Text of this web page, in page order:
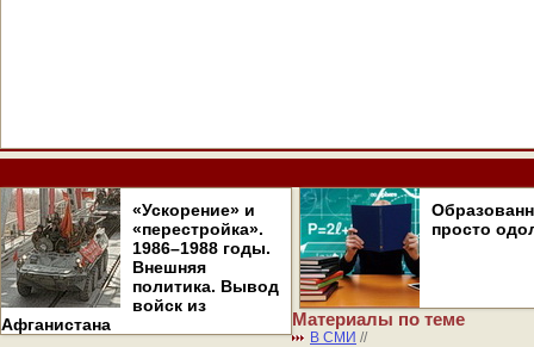
«Ускорение» и
«перестройка».
1986–1988 годы.
Внешняя
политика. Вывод
войск из
Афганистана
просто
Материалы по теме
В СМИ //